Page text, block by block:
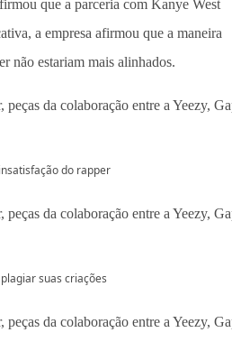
que a parceria com Kanye West
a empresa afirmou que a maneira
não estariam mais alinhados.
do rapper
suas criações